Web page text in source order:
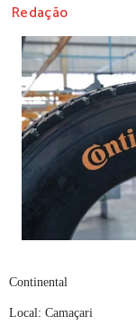
Redação
Continental
Local: Camaçari